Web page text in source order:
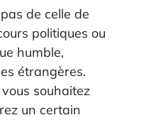
de celle de
politiques ou
humble,
étrangères.
souhaitez
un certain